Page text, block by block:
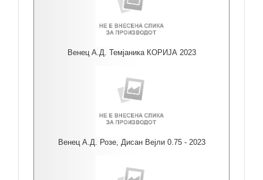
Венец А.Д. Темјаника КОРИЈА 2023
Венец А.Д. Розе, Дисан Вејли 0.75 - 2023